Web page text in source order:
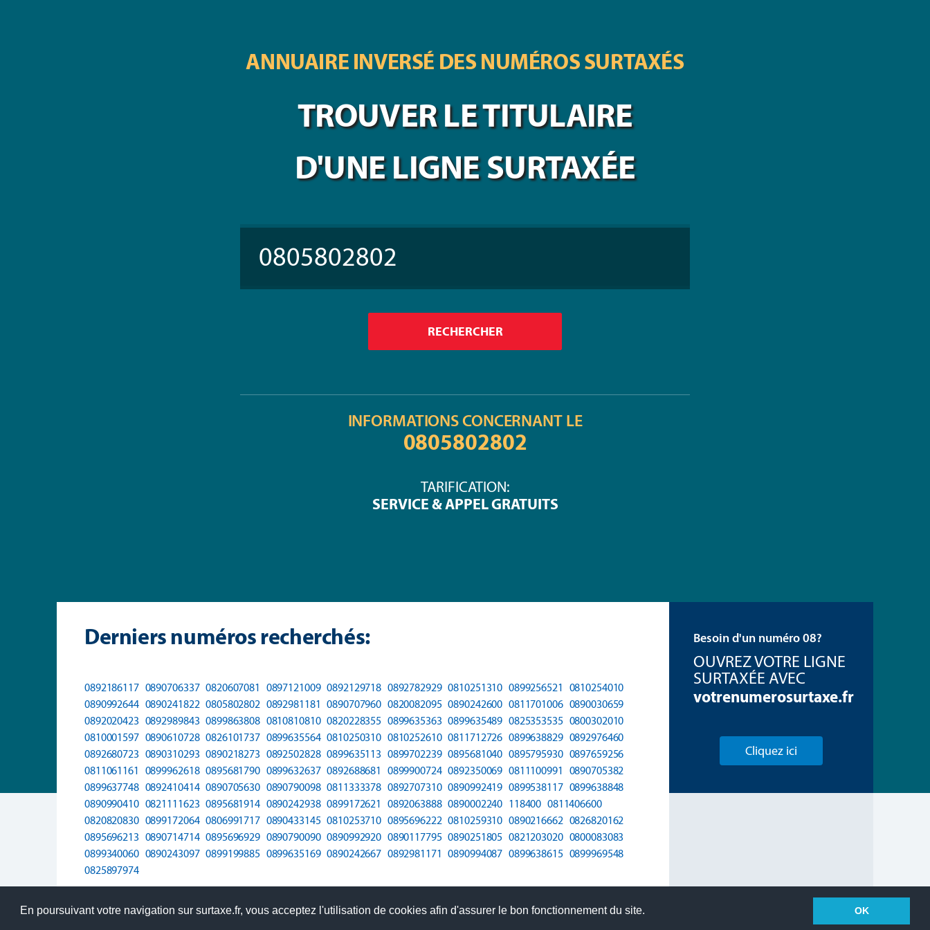
En poursuivant votre navigation sur surtaxe.fr, vous acceptez l'utilisation de cookies afin d'assurer le bon fonctionnement du site. OK
ANNUAIRE INVERSÉ DES NUMÉROS SURTAXÉS
TROUVER LE TITULAIRE
D'UNE LIGNE SURTAXÉE
INFORMATIONS CONCERNANT LE
0805802802
TARIFICATION:
SERVICE & APPEL GRATUITS
Derniers numéros recherchés:
0892186117 0890706337 0820607081 0897121009 0892129718 0892782929 0810251310 0899256521 0810254010
0890992644 0890241822 0805802802 0892981181 0890707960 0820082095 0890242600 0811701006 0890030659
0892020423 0892989843 0899863808 0810810810 0820228355 0899635363 0899635489 0825353535 0800302010
0810001597 0890610728 0826101737 0899635564 0810250310 0810252610 0811712726 0899638829 0892976460
0892680723 0890310293 0890218273 0892502828 0899635113 0899702239 0895681040 0895795930 0897659256
0811061161 0899962618 0895681790 0899632637 0892688681 0899900724 0892350069 0811100991 0890705382
0899637748 0892410414 0890705630 0890790098 0811333378 0892707310 0890992419 0899538117 0899638848
0890990410 0821111623 0895681914 0890242938 0899172621 0892063888 0890002240 118400 0811406600
0820820830 0899172064 0806991717 0890433145 0810253710 0895696222 0810259310 0890216662 0826820162
0895696213 0890714714 0895696929 0890790090 0890992920 0890117795 0890251805 0821203020 0800083083
0899340060 0890243097 0899199885 0899635169 0890242667 0892981171 0890994087 0899638615 0899969548
0825897974
Besoin d'un numéro 08?
OUVREZ VOTRE LIGNE
SURTAXÉE AVEC
votrenumerosurtaxe.fr
Cliquez ici